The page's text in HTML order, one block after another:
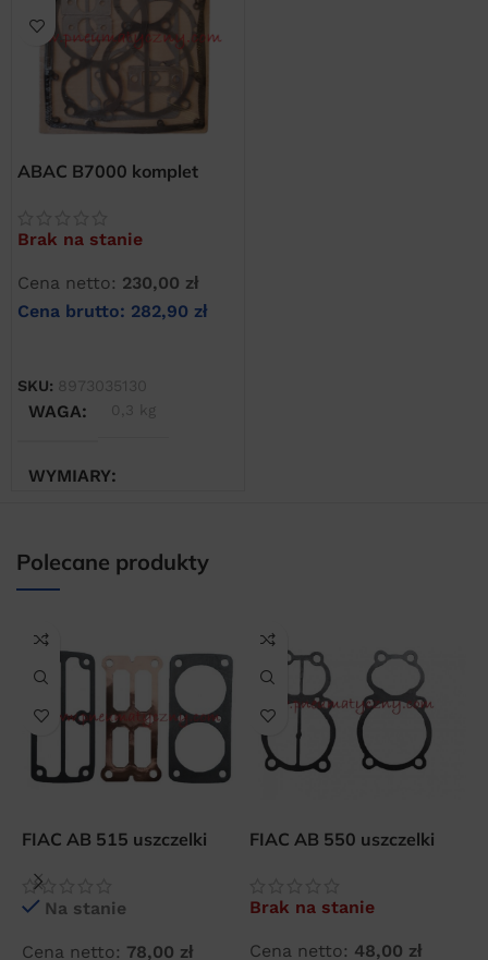
ABAC B7000 komplet
Brak na stanie
Cena netto: 230,00 zł
Cena brutto: 282,90 zł
SKU: 8973035130
WAGA 0,3 kg
WYMIARY
Polecane produkty
FIAC AB 515 uszczelki
kompresora
Na stanie
Cena netto: 78,00 zł
FIAC AB 550 uszczelki
Brak na stanie
Cena netto: 48,00 zł